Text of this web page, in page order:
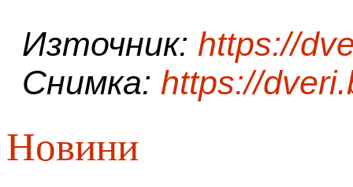
Източник: https://
Снимка: https://
Новини